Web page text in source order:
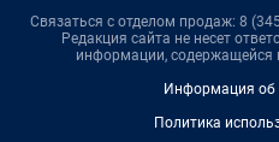
Связаться с отделом продаж: 8
Редакция сайта не несет
информации, содержащейся
Информация об
Политика